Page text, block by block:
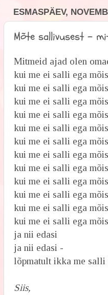
ESMASPÄEV,
Mõte sallivusest -
Mitmeid ajad olen
kui me ei salli ega
kui me ei salli ega
kui me ei salli ega
kui me ei salli ega
kui me ei salli ega
kui me ei salli ega
kui me ei salli ega
kui me ei salli ega
kui me ei salli ega
kui me ei salli ega
kui me ei salli ega
kui me ei salli ega
ja nii edasi
ja nii edasi -
lõpmatult ikka me salli
Siis,